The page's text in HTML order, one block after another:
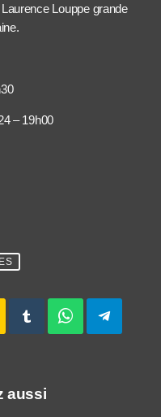
Louppe grande
– 19h00
aussi